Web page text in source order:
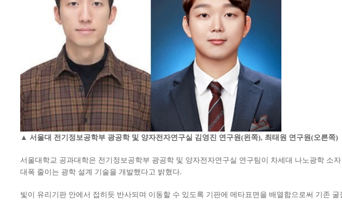
▲ 서울대 전기정보공학부 광공학 및 양자전자연구실 김영진 연구원(왼쪽), 최태원 연구원(오른쪽)
서울대학교 공과대학은 전기정보공학부 광공학 및 양자전자연구실 연구팀이 차세대 나노광학 소
대폭 줄이는 광학 설계 기술을 개발했다고 밝혔다.
빛이 유리기판 안에서 접히듯 반사되며 이동할 수 있도록 기판에 메타표면을 배열함으로써 기존